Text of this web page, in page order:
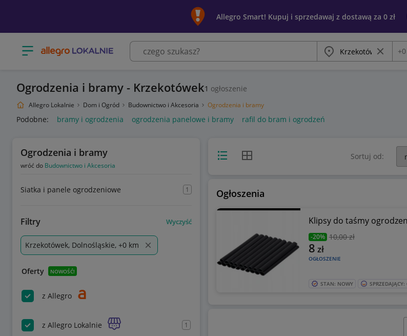
Allegro Smart! Kupuj i sprzedawaj z dostawą za 0 zł
Otwórz menu z kategoriami Miasto Wyczyść
+0
Ogrodzenia i bramy - Krzekotówek1 ogłoszenie
Allegro Lokalnie Dom i Ogród Budownictwo i Akcesoria Ogrodzenia i bramy
Podobne: bramy i ogrodzenia ogrodzenia panelowe i bramy rafil do bram i ogrodzeń
Ogrodzenia i bramy
wróć do Budownictwo i Akcesoria
Siatka i panele ogrodzeniowe 1
Filtry Wyczyść
Krzekotówek, Dolnośląskie, +0 km
Oferty NOWOŚĆ!
z Allegro
z Allegro Lokalnie 1
Widok listyWidok siatki Sortuj od:
Ogłoszenia
Klipsy do taśmy
-20% 10,00 zł
OGŁOSZENIE
8 zł
STAN: NOWY